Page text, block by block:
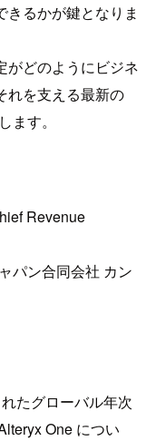
るかが鍵となりま
がどのようにビジネ
れを支える最新の
す。
Revenue
パン合同会社 カン
たグローバル年次
One につい